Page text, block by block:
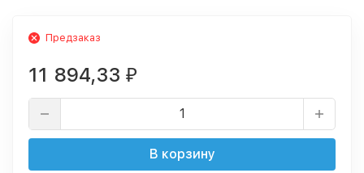
Предзаказ
11 894,33 ₽
В корзину